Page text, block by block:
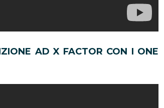
AD X FACTOR CON I ONE